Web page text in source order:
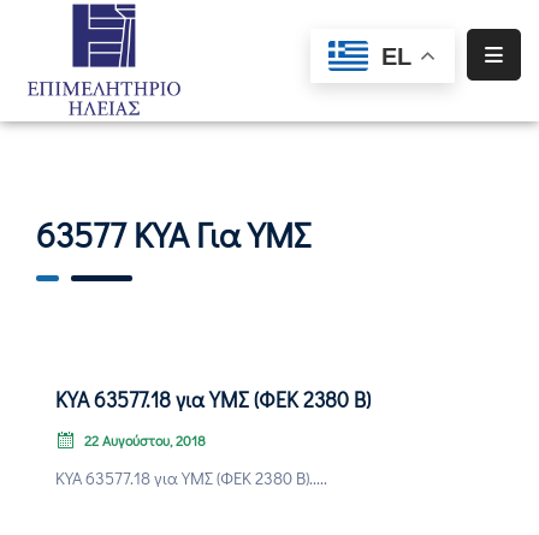
EL
Αρχική
Πληροφόρηση
Χρηματοδότησης
63577 ΚΥΑ Για ΥΜΣ
ΚΥΑ 63577.18 για ΥΜΣ (ΦΕΚ 2380 Β)
22 Αυγούστου, 2018
ΚΥΑ 63577.18 για ΥΜΣ (ΦΕΚ 2380 Β).....